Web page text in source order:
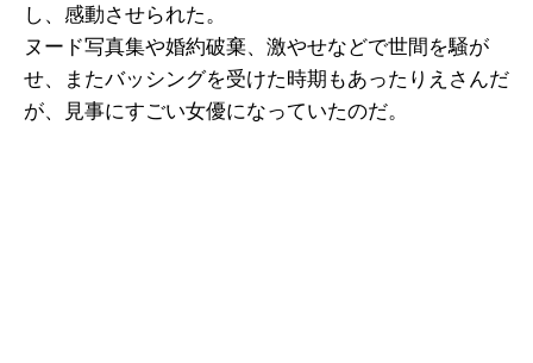
し、感動させられた。
ヌード写真集や婚約破棄、激やせなどで世間を騒が
せ、またバッシングを受けた時期もあったりえさんだ
が、見事にすごい女優になっていたのだ。